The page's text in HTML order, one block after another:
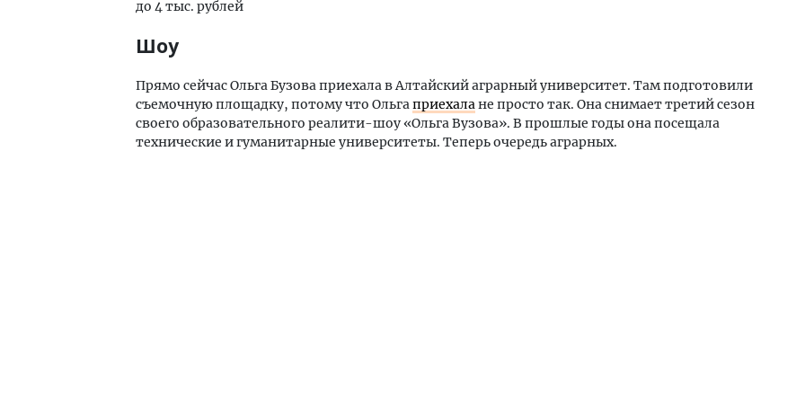
до 4 тыс. рублей
Шоу
Прямо сейчас Ольга Бузова приехала в Алтайский аграрный университет. Там подготовили
съемочную площадку, потому что Ольгаприехалане просто так. Она снимает третий сезон
своего образовательного реалити-шоу «Ольга Вузова». В прошлые годы она посещала
технические и гуманитарные университеты. Теперь очередь аграрных.